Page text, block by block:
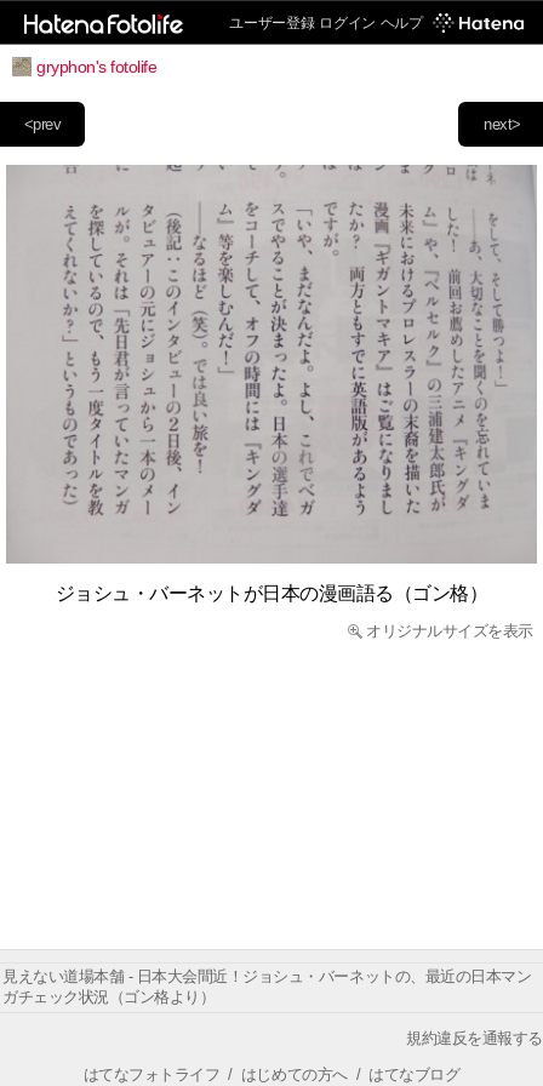
ユーザー登録 ログイン ヘルプ
gryphon's fotolife
next>
<prev
ジョシュ・バーネットが日本の漫画語る（ゴン格）
オリジナルサイズを表示
見えない道場本舗 - 日本大会間近！ジョシュ・バーネットの、最近の日本マン
ガチェック状況（ゴン格より）
規約違反を通報する
はてなフォトライフ / はじめての方へ/ はてなブログ